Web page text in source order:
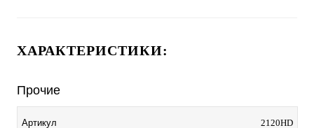
ХАРАКТЕРИСТИКИ:
Прочие
Артикул 2120HD